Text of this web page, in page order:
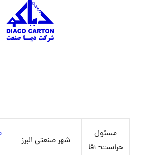
مسئول
حراست- آقا
شهر صنعتی البرز